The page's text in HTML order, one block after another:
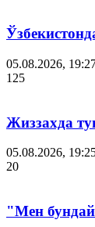
05.08.2026,
125
Жиззахда
05.08.2026,
20
"Мен